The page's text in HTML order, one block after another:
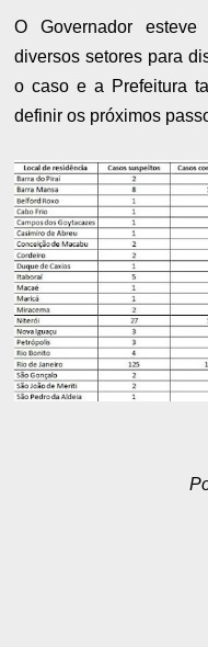
O Governador
diversos setores para
o caso e a Prefeitura
definir os próximos